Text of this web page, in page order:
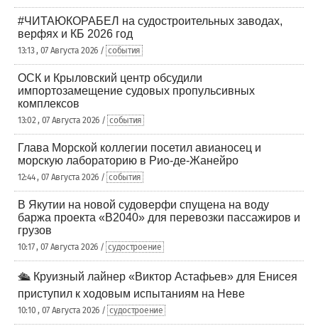
#ЧИТАЮКОРАБЕЛ на судостроительных заводах,
верфях и КБ 2026 год
13:13 , 07 Августа 2026 / события
ОСК и Крыловский центр обсудили
импортозамещение судовых пропульсивных
комплексов
13:02 , 07 Августа 2026 / события
Глава Морской коллегии посетил авианосец и
морскую лабораторию в Рио-де-Жанейро
12:44 , 07 Августа 2026 / события
В Якутии на новой судоверфи спущена на воду
баржа проекта «В2040» для перевозки пассажиров и
грузов
10:17 , 07 Августа 2026 / судостроение
🛳️ Круизный лайнер «Виктор Астафьев» для Енисея
приступил к ходовым испытаниям на Неве
10:10 , 07 Августа 2026 / судостроение